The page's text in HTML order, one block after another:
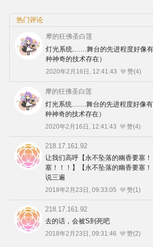
热门评论
摩的狂佛圣白莲
灯光系统.......舞台的先进程度好像
种神奇的技术存在）
2020年2月16日, 12:41:43 赞(4)
摩的狂佛圣白莲
灯光系统.......舞台的先进程度好像
种神奇的技术存在）
2020年2月16日, 12:41:43 赞(4)
218.17.161.92
让我们高呼【永不坠落的幽香要塞
塞！！！】【永不坠落的幽香要塞
说三遍
2018年2月23日, 09:33:05 赞(1)
218.17.161.92
去的话，会被S到死吧
2018年2月23日, 09:31:46 赞(2)